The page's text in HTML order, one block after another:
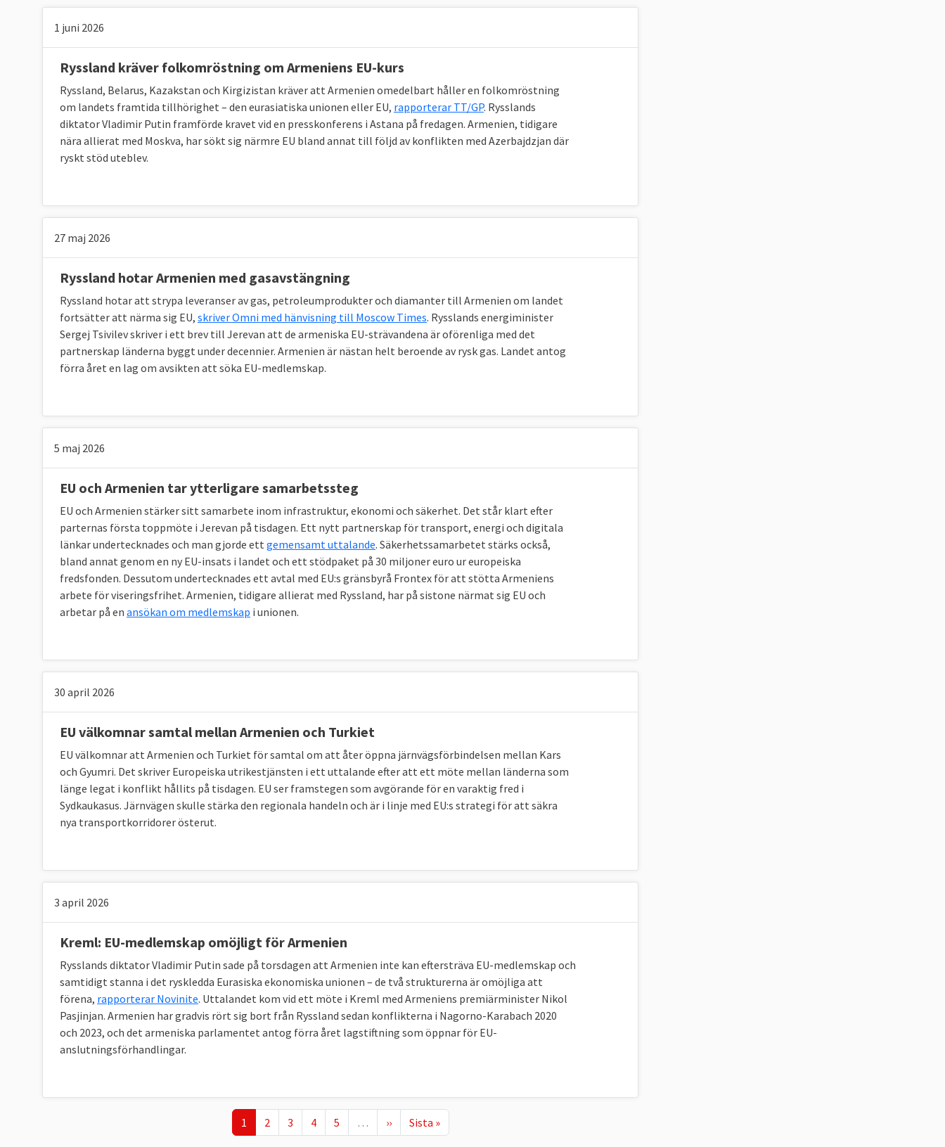
1 juni 2026
Ryssland kräver folkomröstning om Armeniens EU-kurs
Ryssland, Belarus, Kazakstan och Kirgizistan kräver att Armenien omedelbart håller en folkomröstning
om landets framtida tillhörighet – den eurasiatiska unionen eller EU, rapporterar TT/GP. Rysslands
diktator Vladimir Putin framförde kravet vid en presskonferens i Astana på fredagen. Armenien, tidigare
nära allierat med Moskva, har sökt sig närmre EU bland annat till följd av konflikten med Azerbajdzjan där
ryskt stöd uteblev.
27 maj 2026
Ryssland hotar Armenien med gasavstängning
Ryssland hotar att strypa leveranser av gas, petroleumprodukter och diamanter till Armenien om landet
fortsätter att närma sig EU, skriver Omni med hänvisning till Moscow Times. Rysslands energiminister
Sergej Tsivilev skriver i ett brev till Jerevan att de armeniska EU-strävandena är oförenliga med det
partnerskap länderna byggt under decennier. Armenien är nästan helt beroende av rysk gas. Landet antog
förra året en lag om avsikten att söka EU-medlemskap.
5 maj 2026
EU och Armenien tar ytterligare samarbetssteg
EU och Armenien stärker sitt samarbete inom infrastruktur, ekonomi och säkerhet. Det står klart efter
parternas första toppmöte i Jerevan på tisdagen. Ett nytt partnerskap för transport, energi och digitala
länkar undertecknades och man gjorde ett gemensamt uttalande. Säkerhetssamarbetet stärks också,
bland annat genom en ny EU-insats i landet och ett stödpaket på 30 miljoner euro ur europeiska
fredsfonden. Dessutom undertecknades ett avtal med EU:s gränsbyrå Frontex för att stötta Armeniens
arbete för viseringsfrihet. Armenien, tidigare allierat med Ryssland, har på sistone närmat sig EU och
arbetar på en ansökan om medlemskap i unionen.
30 april 2026
EU välkomnar samtal mellan Armenien och Turkiet
EU välkomnar att Armenien och Turkiet för samtal om att åter öppna järnvägsförbindelsen mellan Kars
och Gyumri. Det skriver Europeiska utrikestjänsten i ett uttalande efter att ett möte mellan länderna som
länge legat i konflikt hållits på tisdagen. EU ser framstegen som avgörande för en varaktig fred i
Sydkaukasus. Järnvägen skulle stärka den regionala handeln och är i linje med EU:s strategi för att säkra
nya transportkorridorer österut.
3 april 2026
Kreml: EU-medlemskap omöjligt för Armenien
Rysslands diktator Vladimir Putin sade på torsdagen att Armenien inte kan eftersträva EU-medlemskap och
samtidigt stanna i det ryskledda Eurasiska ekonomiska unionen – de två strukturerna är omöjliga att
förena, rapporterar Novinite. Uttalandet kom vid ett möte i Kreml med Armeniens premiärminister Nikol
Pasjinjan. Armenien har gradvis rört sig bort från Ryssland sedan konflikterna i Nagorno-Karabach 2020
och 2023, och det armeniska parlamentet antog förra året lagstiftning som öppnar för EU-
anslutningsförhandlingar.
Nuvarande sida
1 Page
2 Page
3 Page
4 Page
5 … Nästa sida
›› Sista sidan
Sista »